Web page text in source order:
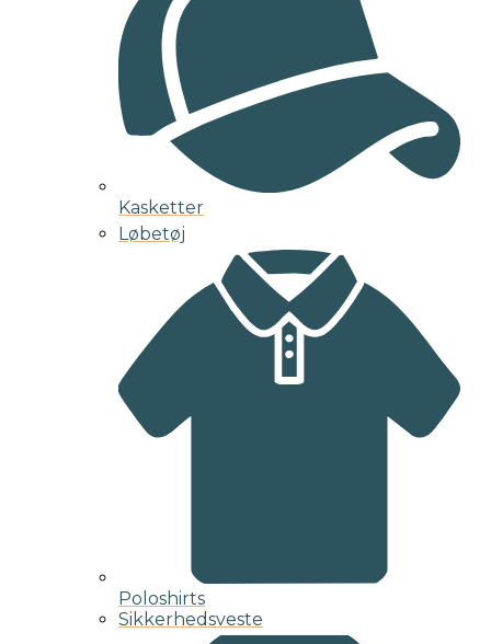
Kasketter
Løbetøj
Poloshirts
Sikkerhedsveste